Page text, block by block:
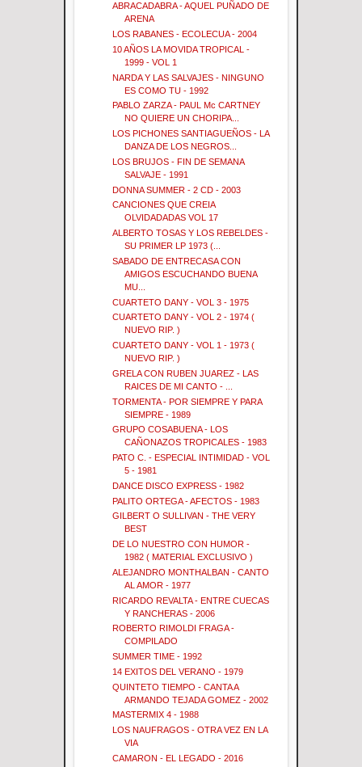
ABRACADABRA - AQUEL PUÑADO DE
ARENA
LOS RABANES - ECOLECUA - 2004
10 AÑOS LA MOVIDA TROPICAL -
1999 - VOL 1
NARDA Y LAS SALVAJES - NINGUNO
ES COMO TU - 1992
PABLO ZARZA - PAUL Mc CARTNEY
NO QUIERE UN CHORIPA...
LOS PICHONES SANTIAGUEÑOS - LA
DANZA DE LOS NEGROS...
LOS BRUJOS - FIN DE SEMANA
SALVAJE - 1991
DONNA SUMMER - 2 CD - 2003
CANCIONES QUE CREIA
OLVIDADADAS VOL 17
ALBERTO TOSAS Y LOS REBELDES -
SU PRIMER LP 1973 (...
SABADO DE ENTRECASA CON
AMIGOS ESCUCHANDO BUENA
MU...
CUARTETO DANY - VOL 3 - 1975
CUARTETO DANY - VOL 2 - 1974 (
NUEVO RIP. )
CUARTETO DANY - VOL 1 - 1973 (
NUEVO RIP. )
GRELA CON RUBEN JUAREZ - LAS
RAICES DE MI CANTO - ...
TORMENTA - POR SIEMPRE Y PARA
SIEMPRE - 1989
GRUPO COSABUENA - LOS
CAÑONAZOS TROPICALES - 1983
PATO C. - ESPECIAL INTIMIDAD - VOL
5 - 1981
DANCE DISCO EXPRESS - 1982
PALITO ORTEGA - AFECTOS - 1983
GILBERT O SULLIVAN - THE VERY
BEST
DE LO NUESTRO CON HUMOR -
1982 ( MATERIAL EXCLUSIVO )
ALEJANDRO MONTHALBAN - CANTO
AL AMOR - 1977
RICARDO REVALTA - ENTRE CUECAS
Y RANCHERAS - 2006
ROBERTO RIMOLDI FRAGA -
COMPILADO
SUMMER TIME - 1992
14 EXITOS DEL VERANO - 1979
QUINTETO TIEMPO - CANTA A
ARMANDO TEJADA GOMEZ - 2002
MASTERMIX 4 - 1988
LOS NAUFRAGOS - OTRA VEZ EN LA
VIA
CAMARON - EL LEGADO - 2016